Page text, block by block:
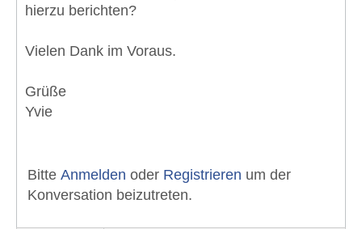
hierzu berichten?
Vielen Dank im Voraus.
Grüße
Yvie
Bitte Anmelden oder Registrieren um der
Konversation beizutreten.